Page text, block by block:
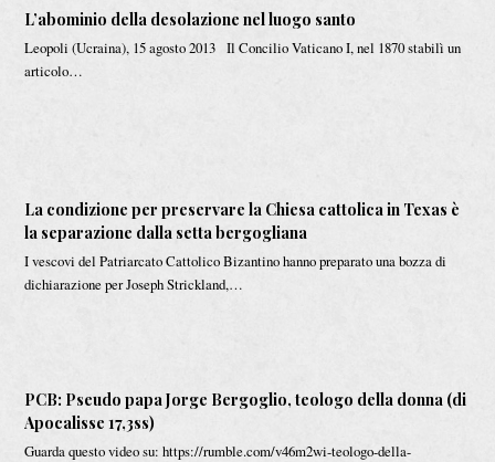
L’abominio della desolazione nel luogo santo
Leopoli (Ucraina), 15 agosto 2013 Il Concilio Vaticano I, nel 1870 stabilì un
articolo…
La condizione per preservare la Chiesa cattolica in Texas è
la separazione dalla setta bergogliana
I vescovi del Patriarcato Cattolico Bizantino hanno preparato una bozza di
dichiarazione per Joseph Strickland,…
PCB: Pseudo papa Jorge Bergoglio, teologo della donna (di
Apocalisse 17,3ss)
Guarda questo video su: https://rumble.com/v46m2wi-teologo-della-